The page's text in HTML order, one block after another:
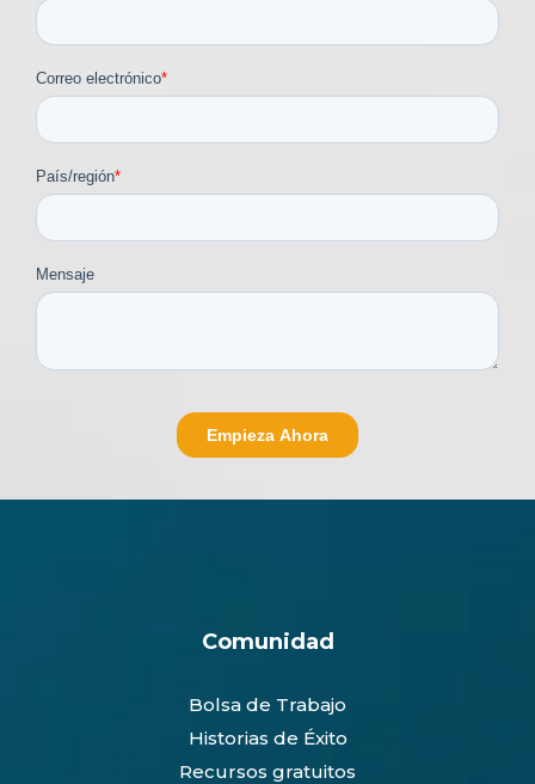
Comunidad
Bolsa de Trabajo
Historias de Éxito
Recursos gratuitos